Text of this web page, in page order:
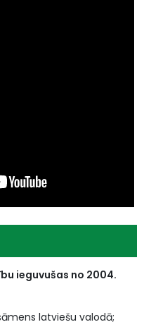
ieguvušas no 2004.
latviešu valodā;